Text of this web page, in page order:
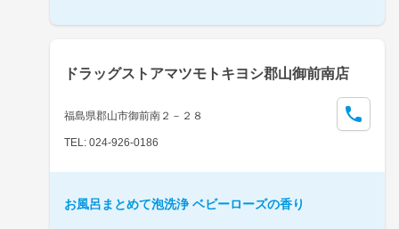
ドラッグストアマツモトキヨシ郡山御前南店
福島県郡山市御前南２－２８
TEL: 024-926-0186
お風呂まとめて泡洗浄 ベビーローズの香り